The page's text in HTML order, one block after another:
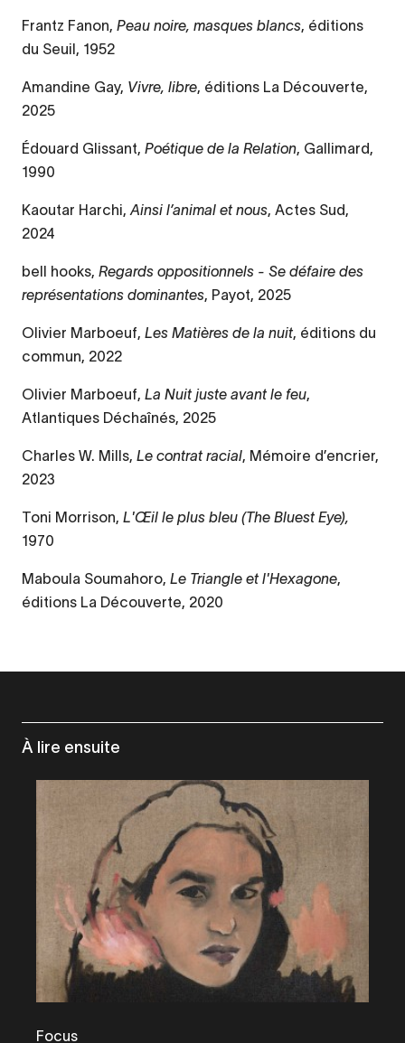
Frantz Fanon, Peau noire, masques blancs, éditions
du Seuil, 1952
Amandine Gay, Vivre, libre, éditions La Découverte,
2025
Édouard Glissant, Poétique de la Relation, Gallimard,
1990
Kaoutar Harchi, Ainsi l’animal et nous, Actes Sud,
2024
bell hooks, Regards oppositionnels - Se défaire des
représentations dominantes, Payot, 2025
Olivier Marboeuf, Les Matières de la nuit, éditions du
commun, 2022
Olivier Marboeuf, La Nuit juste avant le feu,
Atlantiques Déchaînés, 2025
Charles W. Mills, Le contrat racial, Mémoire d’encrier,
2023
Toni Morrison, L'Œil le plus bleu (The Bluest Eye),
1970
Maboula Soumahoro, Le Triangle et l'Hexagone,
éditions La Découverte, 2020
À lire ensuite
Focus